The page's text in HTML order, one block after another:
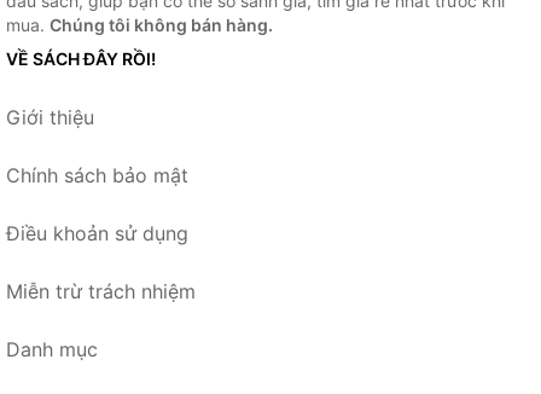
mua. Chúng tôi không bán hàng.
VỀ SÁCH ĐÂY RỒI!
Giới thiệu
Chính sách bảo mật
Điều khoản sử dụng
Miễn trừ trách nhiệm
Danh mục